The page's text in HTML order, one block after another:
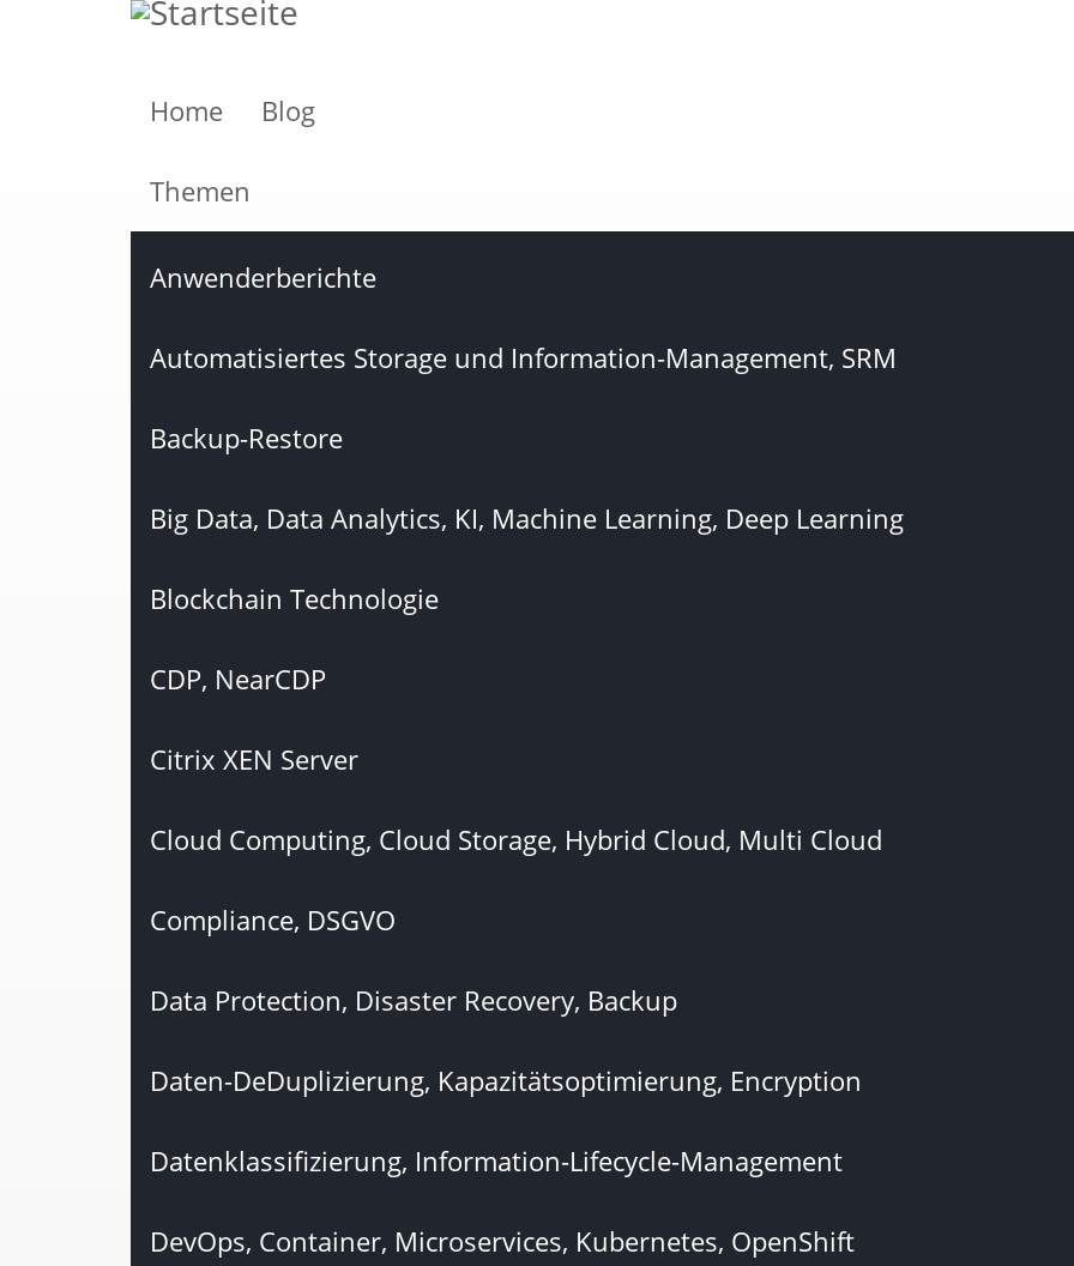
Home Blog
Themen
Anwenderberichte
Automatisiertes Storage und Information-Management, SRM
Backup-Restore
Big Data, Data Analytics, KI, Machine Learning, Deep Learning
Blockchain Technologie
CDP, NearCDP
Citrix XEN Server
Cloud Computing, Cloud Storage, Hybrid Cloud, Multi Cloud
Compliance, DSGVO
Data Protection, Disaster Recovery, Backup
Daten-DeDuplizierung, Kapazitätsoptimierung, Encryption
Datenklassifizierung, Information-Lifecycle-Management
DevOps, Container, Microservices, Kubernetes, OpenShift